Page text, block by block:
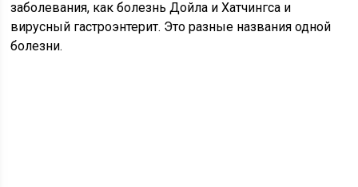
заболевания, как болезнь Дойла и Хатчингса и
вирусный гастроэнтерит. Это разные названия одной
болезни.